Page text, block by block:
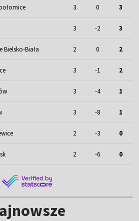
3 0 3
3 -2 3
Bielsko-Biała 2 0 2
3 -1 2
3 -4 1
3 -8 1
2 -3 0
2 -6 0